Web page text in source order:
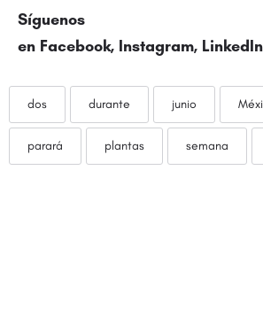
Síguenos
en Facebook, Instagram, LinkedIn
dos durante junio
parará plantas semana